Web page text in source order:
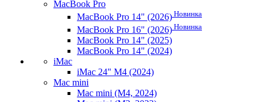
MacBook Pro
MacBook Pro 14" (2026) Новинка
MacBook Pro 16" (2026) Новинка
MacBook Pro 14" (2025)
MacBook Pro 14" (2024)
iMac
iMac 24" M4 (2024)
Mac mini
Mac mini (M4, 2024)